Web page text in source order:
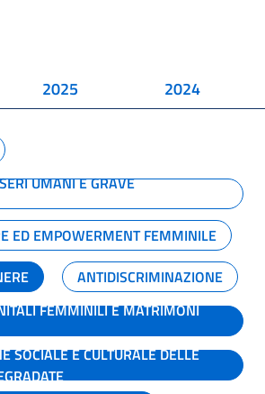
2025 2024
UMANI E GRAVE
ED EMPOWERMENT FEMMINILE
ANTIDISCRIMINAZIONE
FEMMINILI E MATRIMONI
SOCIALE E CULTURALE DELLE